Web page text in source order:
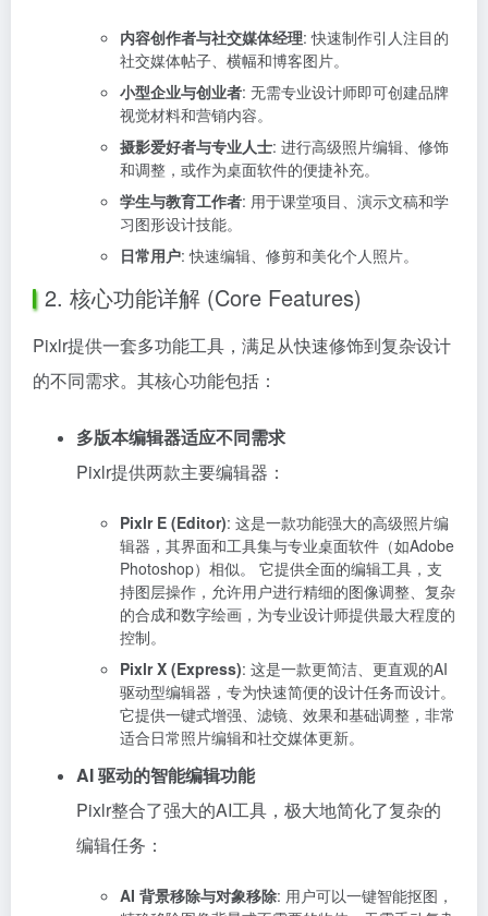
内容创作者与社交媒体经理: 快速制作引人注目的
社交媒体帖子、横幅和博客图片。
小型企业与创业者: 无需专业设计师即可创建品牌
视觉材料和营销内容。
摄影爱好者与专业人士: 进行高级照片编辑、修饰
和调整，或作为桌面软件的便捷补充。
学生与教育工作者: 用于课堂项目、演示文稿和学
习图形设计技能。
日常用户: 快速编辑、修剪和美化个人照片。
2. 核心功能详解 (Core Features)
Pixlr提供一套多功能工具，满足从快速修饰到复杂设计
的不同需求。其核心功能包括：
多版本编辑器适应不同需求
Pixlr提供两款主要编辑器：
Pixlr E (Editor): 这是一款功能强大的高级照片编
辑器，其界面和工具集与专业桌面软件（如Adobe
Photoshop）相似。 它提供全面的编辑工具，支
持图层操作，允许用户进行精细的图像调整、复杂
的合成和数字绘画，为专业设计师提供最大程度的
控制。
Pixlr X (Express): 这是一款更简洁、更直观的AI
驱动型编辑器，专为快速简便的设计任务而设计。
它提供一键式增强、滤镜、效果和基础调整，非常
适合日常照片编辑和社交媒体更新。
AI 驱动的智能编辑功能
Pixlr整合了强大的AI工具，极大地简化了复杂的
编辑任务：
AI 背景移除与对象移除: 用户可以一键智能抠图，